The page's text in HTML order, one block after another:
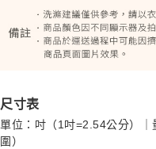
尺寸表
單位：吋（1吋=2.54公分）
圍）